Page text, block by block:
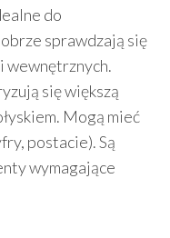
do
sprawdzają się
wewnętrznych.
się większą
Mogą mieć
postacie). Są
wymagające